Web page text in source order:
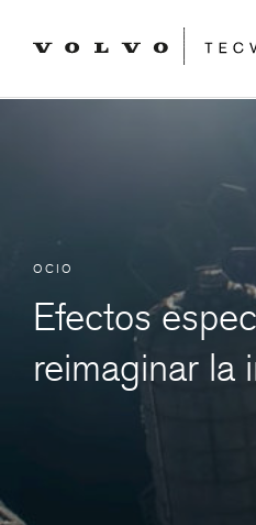
OCIO
Efectos
reimaginar la